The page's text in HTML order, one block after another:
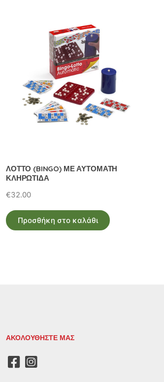
ΛΟΤΤΟ (BINGO) ΜΕ ΑΥΤΟΜΑΤΗ
ΚΛΗΡΩΤΙΔΑ
€32.00
Προσθήκη στο καλάθι
ΑΚΟΛΟΥΘΗΣΤΕ ΜΑΣ